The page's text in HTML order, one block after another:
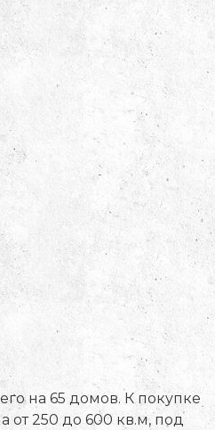
на 65 домов. К покупке
от 250 до 600 кв.м, под